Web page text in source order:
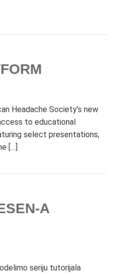
Headache Society’s new
to educational
select presentations,
[…]
A
seriju tutorijala